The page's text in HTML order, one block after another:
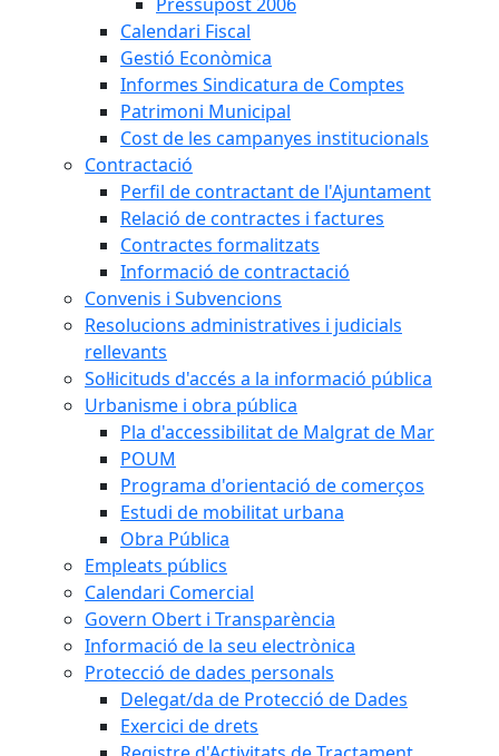
Calendari Fiscal
Gestió Econòmica
Informes Sindicatura de Comptes
Patrimoni Municipal
Cost de les campanyes institucionals
Contractació
Perfil de contractant de l'Ajuntament
Relació de contractes i factures
Contractes formalitzats
Informació de contractació
Convenis i Subvencions
Resolucions administratives i judicials
rellevants
Sol·licituds d'accés a la informació pública
Urbanisme i obra pública
Pla d'accessibilitat de Malgrat de Mar
POUM
Programa d'orientació de comerços
Estudi de mobilitat urbana
Obra Pública
Empleats públics
Calendari Comercial
Govern Obert i Transparència
Informació de la seu electrònica
Protecció de dades personals
Delegat/da de Protecció de Dades
Exercici de drets